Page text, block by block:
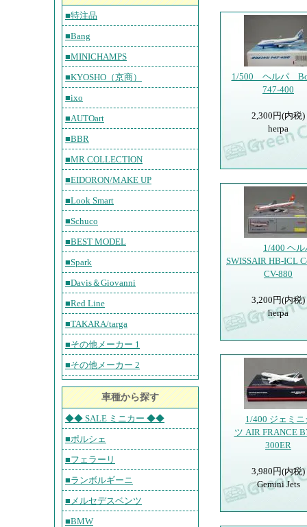
■特注品
■Bang
■MINICHAMPS
■KYOSHO（京商）
■ixo
■AUTOart
■BBR
■MR COLLECTION
■EIDORON/MAKE UP
■Look Smart
■Schuco
■BEST MODEL
■Spark
■Davis＆Giovanni
■Red Line
■TAKARA/targa
■その他メーカー 1
■その他メーカー 2
車種から探す
◆◆ SALE ミニカー ◆◆
■ポルシェ
■フェラーリ
■ランボルギーニ
■メルセデスベンツ
■BMW
1/500 ヘルパ
747-400
2,300円(内税)
herpa
1/400 ヘル
SWISSAIR HB-ICL
CV-880
3,200円(内税)
herpa
1/400 ジェミ
ツ AIR FRANCE
300ER
3,980円(内税)
Gemini Jets